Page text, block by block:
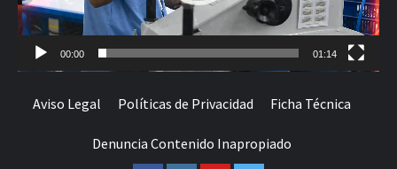
00:00 01:14
Aviso Legal Políticas de Privacidad Ficha Técnica
Denuncia Contenido Inapropiado